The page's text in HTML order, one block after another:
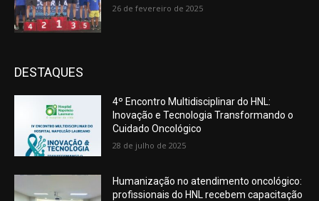
26 de fevereiro de 2025
DESTAQUES
4º Encontro Multidisciplinar do HNL:
Inovação e Tecnologia Transformando o
Cuidado Oncológico
28 de julho de 2025
Humanização no atendimento oncológico:
profissionais do HNL recebem capacitação